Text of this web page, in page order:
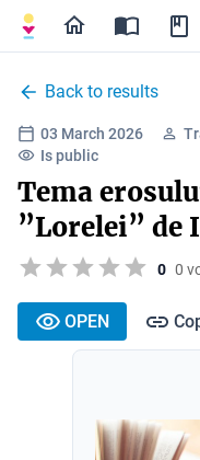
Back to results
03 March 2026
Is public
Tema
”Lorelei” de
0 0
OPEN